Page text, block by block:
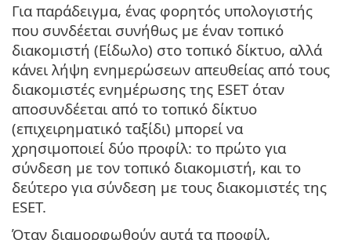
Για παράδειγμα, ένας φορητός υπολογιστής
που συνδέεται συνήθως με έναν τοπικό
διακομιστή (Είδωλο) στο τοπικό δίκτυο, αλλά
κάνει λήψη ενημερώσεων απευθείας από τους
διακομιστές ενημέρωσης της ESET όταν
αποσυνδέεται από το τοπικό δίκτυο
(επιχειρηματικό ταξίδι) μπορεί να
χρησιμοποιεί δύο προφίλ: το πρώτο για
σύνδεση με τον τοπικό διακομιστή, και το
δεύτερο για σύνδεση με τους διακομιστές της
ESET.
Όταν διαμορφωθούν αυτά τα προφίλ,